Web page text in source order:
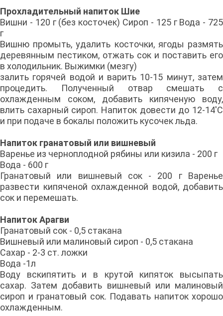
Прохладительный напиток Шие
Вишни - 120 г (без косточек) Сироп - 125 г Вода - 725
г
Вишню промыть, удалить косточки, ягоды размять
деревянным пестиком, отжать сок и поставить его
в холодильник. Выжимки (мезгу)
залить горячей водой и варить 10-15 минут, затем
процедить. Полученный отвар смешать с
охлажденным соком, добавить кипяченую воду,
влить сахарный сироп. Напиток довести до 12-14'С
и при подаче в бокалы положить кусочек льда.
Напиток гранатовый или вишневый
Варенье из черноплодной рябины или кизила - 200 г
Вода - 600 г
Гранатовый или вишневый сок - 200 г Варенье
развести кипяченой охлажденной водой, добавить
сок и перемешать.
Напиток Арагви
Гранатовый сок - 0,5 стакана
Вишневый или малиновый сироп - 0,5 стакана
Сахар - 2-3 ст. ложки
Вода -1л
Воду вскипятить и в крутой кипяток высыпать
сахар. Затем добавить вишневый или малиновый
сироп и гранатовый сок. Подавать напиток хорошо
охлажденным.